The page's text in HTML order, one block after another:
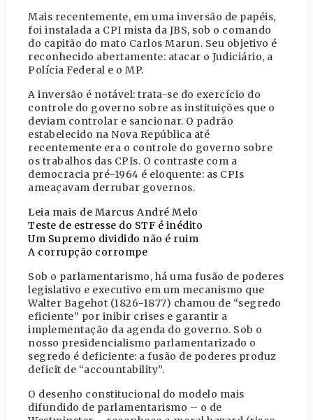
Mais recentemente, em uma inversão de papéis,
foi instalada a CPI mista da JBS, sob o comando
do capitão do mato Carlos Marun. Seu objetivo é
reconhecido abertamente: atacar o Judiciário, a
Polícia Federal e o MP.
A inversão é notável: trata-se do exercício do
controle do governo sobre as instituições que o
deviam controlar e sancionar. O padrão
estabelecido na Nova República até
recentemente era o controle do governo sobre
os trabalhos das CPIs. O contraste com a
democracia pré-1964 é eloquente: as CPIs
ameaçavam derrubar governos.
Leia mais de Marcus André Melo
Teste de estresse do STF é inédito
Um Supremo dividido não é ruim
A corrupção corrompe
Sob o parlamentarismo, há uma fusão de poderes
legislativo e executivo em um mecanismo que
Walter Bagehot (1826-1877) chamou de “segredo
eficiente” por inibir crises e garantir a
implementação da agenda do governo. Sob o
nosso presidencialismo parlamentarizado o
segredo é deficiente: a fusão de poderes produz
deficit de “accountability”.
O desenho constitucional do modelo mais
difundido de parlamentarismo – o de